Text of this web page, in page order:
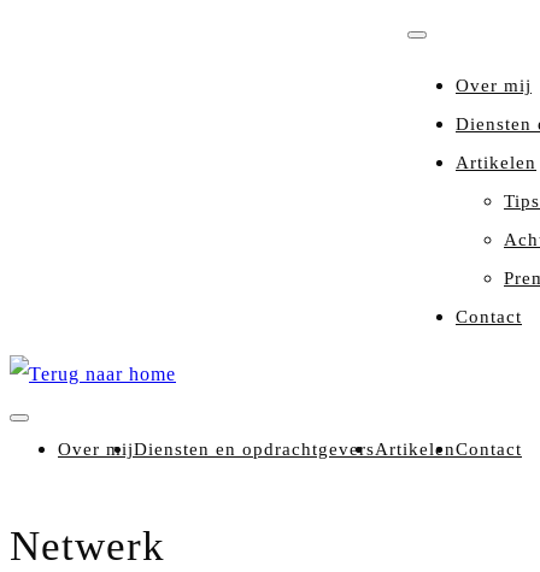
Over mij
Diensten
Artikelen
Tips
Contact
Over mijDiensten en opdrachtgeversArtikelenContact
Netwerk